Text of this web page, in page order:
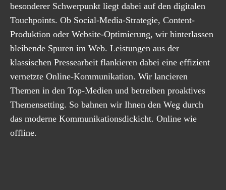
besonderer Schwerpunkt liegt dabei auf den digitalen
Touchpoints. Ob Social-Media-Strategie, Content-
Produktion oder Website-Optimierung, wir hinterlassen
bleibende Spuren im Web. Leistungen aus der
klassischen Pressearbeit flankieren dabei eine effizient
vernetzte Online-Kommunikation. Wir lancieren
Themen in den Top-Medien und betreiben proaktives
Themensetting. So bahnen wir Ihnen den Weg durch
das moderne Kommunikationsdickicht. Online wie
offline.